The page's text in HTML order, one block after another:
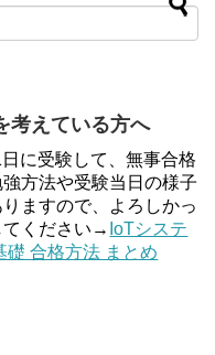
考えている方へ
に受験して、無事合格
方法や受験当日の様子
ますので、よろしかっ
てください→ IoTシステ
礎 合格方法 まとめ